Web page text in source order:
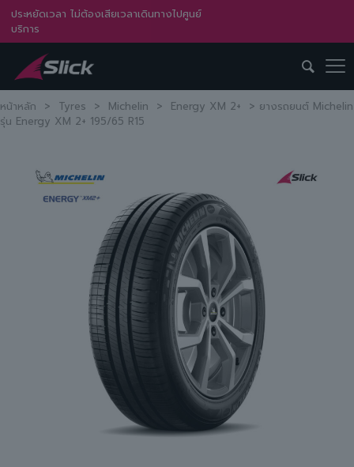
ประหยัดเวลา ไม่ต้องเสียเวลาเดินทางไปศูนย์
บริการ
หน้าหลัก > Tyres > Michelin > Energy XM 2+ > ยางรถยนต์ Michelin
รุ่น Energy XM 2+ 195/65 R15